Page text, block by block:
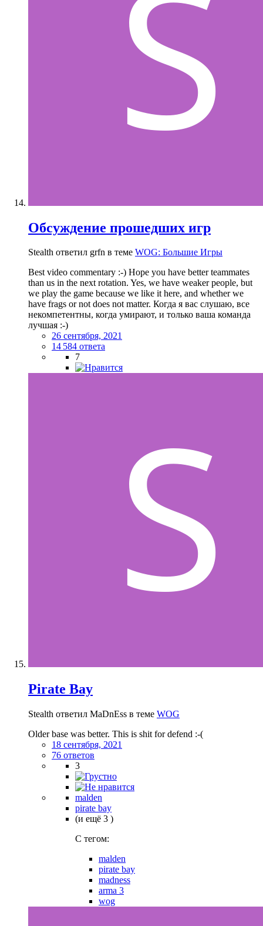
Обсуждение прошедших игр
Stealth ответил grfn в теме WOG: Большие Игры
Best video commentary :-) Hope you have better teammates
than us in the next rotation. Yes, we have weaker people, but
we play the game because we like it here, and whether we
have frags or not does not matter. Когда я вас слушаю, все
некомпетентны, когда умирают, и только ваша команда
лучшая :-)
26 сентября, 2021
14 584 ответа
7
Pirate Bay
Stealth ответил MaDnEss в теме WOG
Older base was better. This is shit for defend :-(
18 сентября, 2021
76 ответов
3
malden
pirate bay
(и ещё 3 )
C тегом:
malden
pirate bay
madness
arma 3
wog